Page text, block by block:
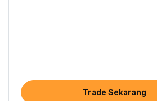
Trade Sekarang